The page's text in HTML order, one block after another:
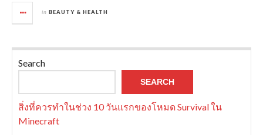
in BEAUTY & HEALTH
Search
SEARCH
สิ่งที่ควรทำในช่วง 10 วันแรกของโหมด Survival ใน
Minecraft